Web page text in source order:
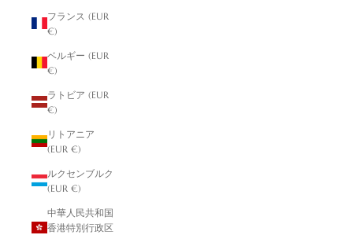
フランス (EUR
€)
ベルギー (EUR
€)
ラトビア (EUR
€)
リトアニア
(EUR €)
ルクセンブルク
(EUR €)
中華人民共和国
香港特別行政区